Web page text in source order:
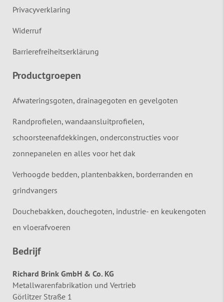
Privacyverklaring
Widerruf
Barrierefreiheitserklärung
Productgroepen
Afwateringsgoten, drainagegoten en gevelgoten
Randprofielen, wandaansluitprofielen,
schoorsteenafdekkingen, onderconstructies voor
zonnepanelen en alles voor het dak
Verhoogde bedden, plantenbakken, borderranden en
grindvangers
Douchebakken, douchegoten, industrie- en keukengoten
en vloerafvoeren
Bedrijf
Richard Brink GmbH & Co. KG
Metallwarenfabrikation und Vertrieb
Görlitzer Straße 1